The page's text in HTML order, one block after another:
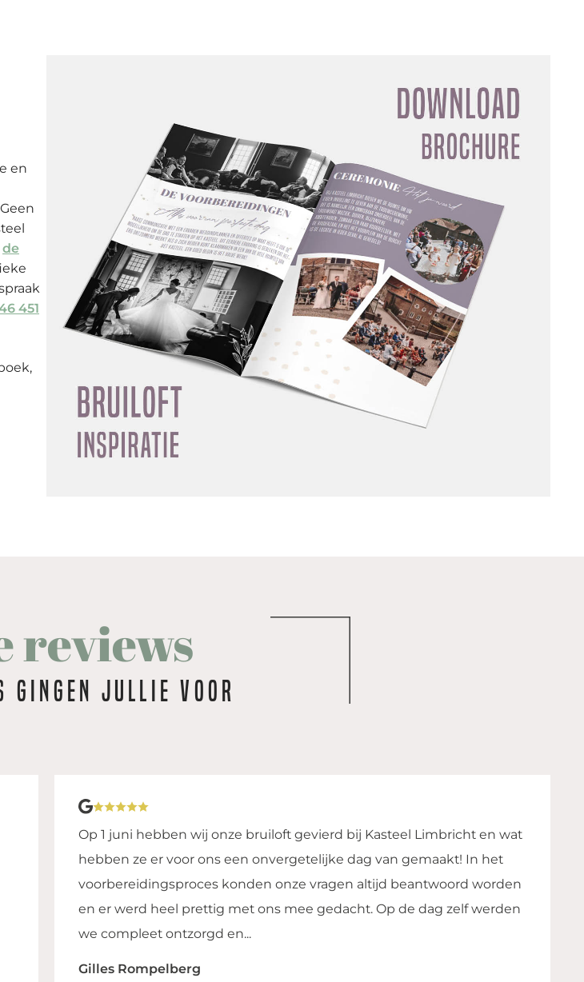
en
de
451
reviews
gingen jullie voor
30 augustus hier onze bruiloft gehad. We hebben een fantastische
dag gehad. Van het klaarmaken in het kasteel tot de laatste pasjes op
de dansvloer. Het personeel was ontzettend gastvrij en behulpzaam.
Het eten was erg lekker en gedurende de hele avond goed verzorgd.
Ook na afloop van de trouwdag...
Ankie Scherp - Damen